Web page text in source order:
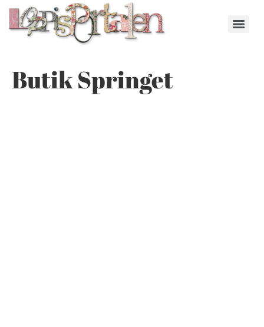
Butik Springet